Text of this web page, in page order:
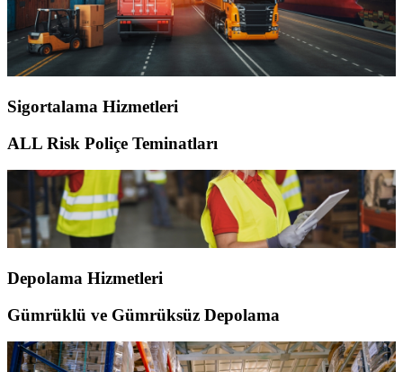
Sigortalama Hizmetleri
ALL Risk Poliçe Teminatları
Depolama Hizmetleri
Gümrüklü ve Gümrüksüz Depolama